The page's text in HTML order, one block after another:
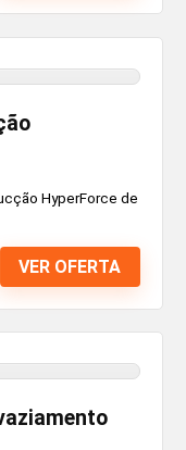
HyperForce de
VER OFERTA